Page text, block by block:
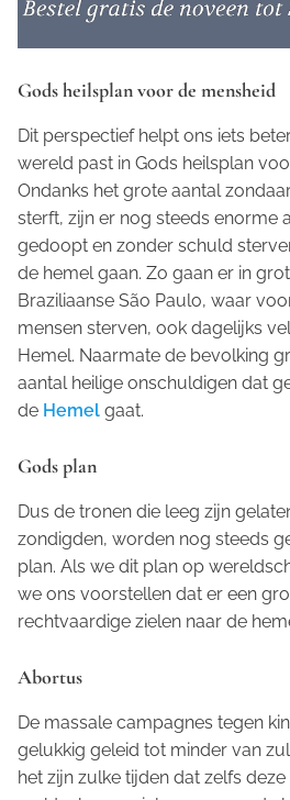
Gods heilsplan voor de mensheid
Dit perspectief helpt ons iets
wereld past in Gods heilsplan
Ondanks het grote aantal
sterft, zijn er nog steeds enorme
gedoopt en zonder schuld
de hemel gaan. Zo gaan er in
Braziliaanse São Paulo, waar
mensen sterven, ook dagelijks
Hemel. Naarmate de bevolking
aantal heilige onschuldigen dat
de Hemel gaat.
Gods plan
Dus de tronen die leeg zijn
zondigden, worden nog steeds
plan. Als we dit plan op
we ons voorstellen dat er een
rechtvaardige zielen naar de
Abortus
De massale campagnes tegen
gelukkig geleid tot minder van
het zijn zulke tijden dat zelfs